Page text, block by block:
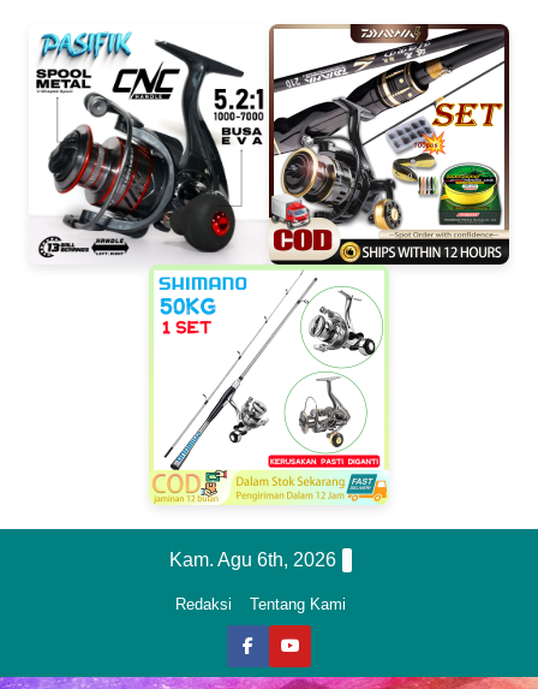
Kam. Agu 6th, 2026
Redaksi Tentang Kami